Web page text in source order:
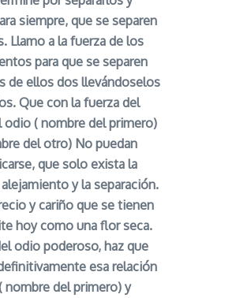
siempre, que se separen
Llamo a la fuerza de los
para que se separen
de ellos dos llevándoselos
Que con la fuerza del
odio ( nombre del primero)
del otro) No puedan
que solo exista la
y la separación.
y cariño que se tienen
hoy como una flor seca.
odio poderoso, haz que
esa relación
nombre del primero) y